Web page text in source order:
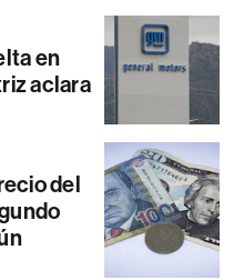
en
aclara
del